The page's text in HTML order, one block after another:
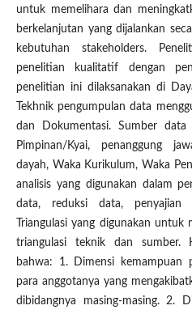
untuk memelihara dan
berkelanjutan yang dijalankan
kebutuhan stakeholders.
penelitian kualitatif dengan
penelitian ini dilaksanakan di
Tekhnik pengumpulan data
dan Dokumentasi. Sumber
Pimpinan/Kyai, penanggung
dayah, Waka Kurikulum, Waka
analisis yang digunakan dalam
data, reduksi data, penyajian
Triangulasi yang digunakan
triangulasi teknik dan sumber.
bahwa: 1. Dimensi kemampuan
para anggotanya yang
dibidangnya masing-masing. 2.